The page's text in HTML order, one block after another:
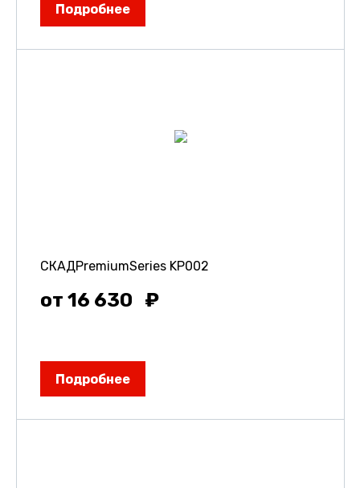
Подробнее
СКАДPremiumSeries KP002
от 16 630
Подробнее